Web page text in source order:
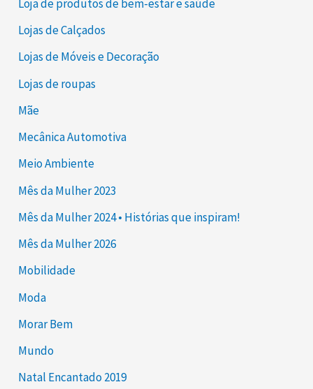
Loja de produtos de bem-estar e saúde
Lojas de Calçados
Lojas de Móveis e Decoração
Lojas de roupas
Mãe
Mecânica Automotiva
Meio Ambiente
Mês da Mulher 2023
Mês da Mulher 2024 • Histórias que inspiram!
Mês da Mulher 2026
Mobilidade
Moda
Morar Bem
Mundo
Natal Encantado 2019